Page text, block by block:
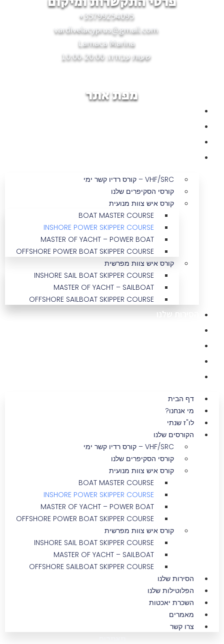
מפת אתר
VHF/SRC – קורס רדיו קשר ימי
קורסי הסקיפרים שלנו
קורס איש צוות מנועית
BOAT MASTER COURSE
INSHORE POWER SKIPPER COURSE
MASTER OF YACHT – POWER BOAT
OFFSHORE POWER BOAT SKIPPER COURSE
קורס איש צוות מפרשית
INSHORE SAIL BOAT SKIPPER COURSE
MASTER OF YACHT – SAILBOAT
OFFSHORE SAILBOAT SKIPPER COURSE
הסירות שלנו
דף הבית
מי אנחנו?
לו"ז שנתי
הקורסים שלנו
VHF/SRC – קורס רדיו קשר ימי
קורסי הסקיפרים שלנו
קורס איש צוות מנועית
BOAT MASTER COURSE
INSHORE POWER SKIPPER COURSE
MASTER OF YACHT – POWER BOAT
OFFSHORE POWER BOAT SKIPPER COURSE
קורס איש צוות מפרשית
INSHORE SAIL BOAT SKIPPER COURSE
MASTER OF YACHT – SAILBOAT
OFFSHORE SAILBOAT SKIPPER COURSE
הסירות שלנו
הפלוטילות שלנו
השכרת יאכטות
מאמרים
צרו קשר
35799254095+
vardivelacyprus@gmail.com
Larnaca Marina
שעות עבודה: 10:00-20:00